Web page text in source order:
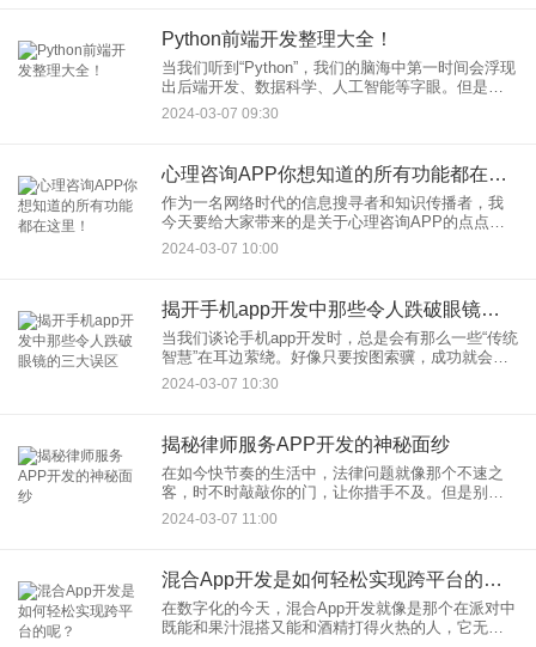
Python前端开发整理大全！
当我们听到“Python”，我们的脑海中第一时间会浮现
出后端开发、数据科学、人工智能等字眼。但是，
Python在前端开发的世界里是个什么样的存在呢？
如果你好奇，那就跟着我的键盘和鼠标，一起深入
2024-03-07 09:30
心理咨询APP你想知道的所有功能都在这里！
作为一名网络时代的信息搜寻者和知识传播者，我
今天要给大家带来的是关于心理咨询APP的点点滴
滴——所有你好奇的、焦虑的、甚至是八卦的问
题，我都会一一道来。 好啦，朋友们，让我们来聊
2024-03-07 10:00
揭开手机app开发中那些令人跌破眼镜的三大误区
当我们谈论手机app开发时，总是会有那么一些“传统
智慧”在耳边萦绕。好像只要按图索骥，成功就会向
我们招手。然而，在这个万变的移动互联网时代，
如果还在固步自封，那可真是得不偿失。今天，就
2024-03-07 10:30
揭秘律师服务APP开发的神秘面纱
在如今快节奏的生活中，法律问题就像那个不速之
客，时不时敲敲你的门，让你措手不及。但是别担
心，现在有了一个法宝——律师服务APP，让解决
法律难题变得像召唤神龙一样简单，一键即可实
2024-03-07 11:00
混合App开发是如何轻松实现跨平台的呢？
在数字化的今天，混合App开发就像是那个在派对中
既能和果汁混搭又能和酒精打得火热的人，它无疑